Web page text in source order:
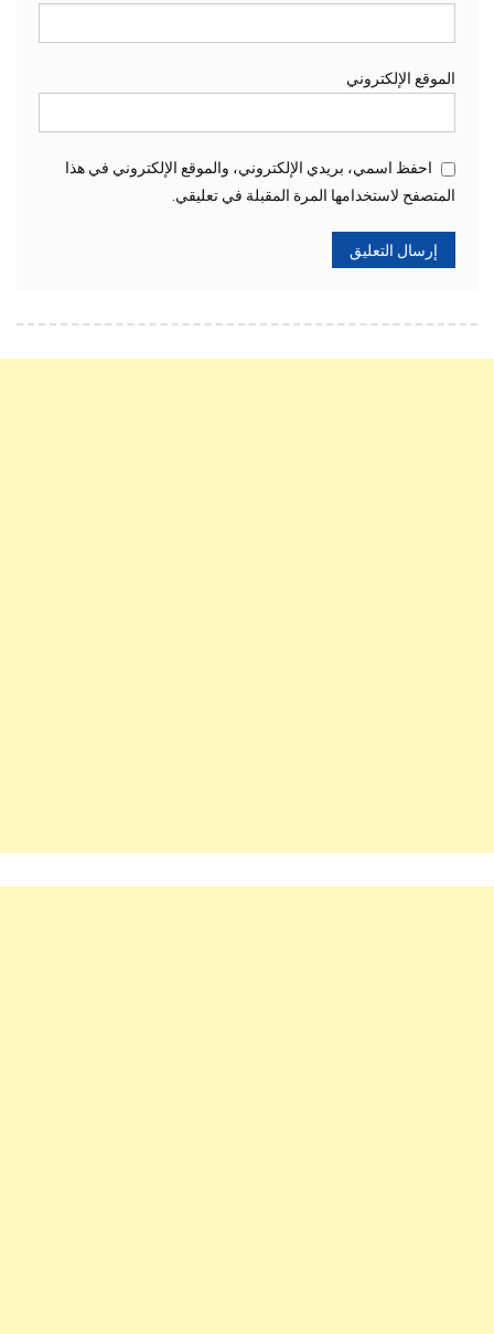
الموقع الإلكتروني
احفظ اسمي، بريدي الإلكتروني، والموقع الإلكتروني في هذا
المتصفح لاستخدامها المرة المقبلة في تعليقي.